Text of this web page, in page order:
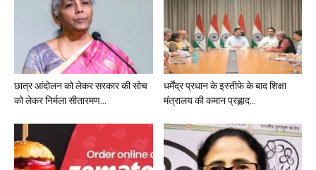
छात्र आंदोलन को लेकर सरकार की सोच
को लेकर निर्मला सीतारमण...
धर्मेंद्र प्रधान के इस्तीफे के बाद शिक्षा
मंत्रालय की कमान प्रह्लाद...